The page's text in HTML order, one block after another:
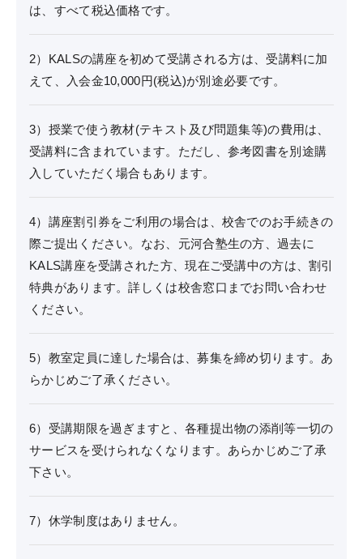
WEBサイトご利用環境
テストバンク・テストエンジン推奨環境
利用規約
特定商取引法に基づく表示
教材等転売に関する禁止のお願い
は、すべて税込価格です。
2）KALSの講座を初めて受講される方は、受講料に加
えて、入会金10,000円(税込)が別途必要です。
3）授業で使う教材(テキスト及び問題集等)の費用は、
受講料に含まれています。ただし、参考図書を別途購
入していただく場合もあります。
4）講座割引券をご利用の場合は、校舎でのお手続きの
際ご提出ください。なお、元河合塾生の方、過去に
KALS講座を受講された方、現在ご受講中の方は、割引
特典があります。詳しくは校舎窓口までお問い合わせ
ください。
5）教室定員に達した場合は、募集を締め切ります。あ
らかじめご了承ください。
6）受講期限を過ぎますと、各種提出物の添削等一切の
サービスを受けられなくなります。あらかじめご了承
下さい。
7）休学制度はありません。